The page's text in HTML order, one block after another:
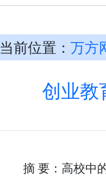
当前位置： 万方
创业教
摘 要：高校中